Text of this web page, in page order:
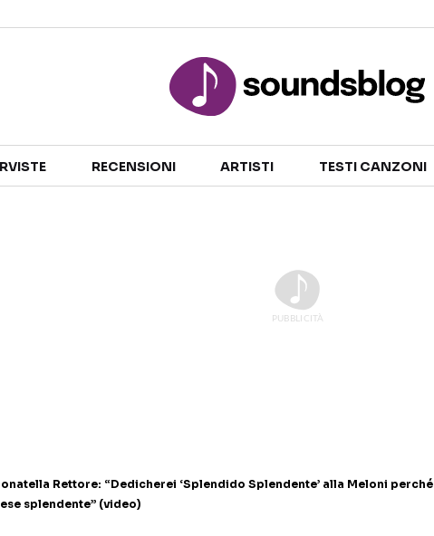
TALENT SHOW
RECENSIONI ARTISTI TESTI CANZONI
Rettore: “Dedicherei ‘Splendido Splendente’ alla Meloni perché
splendente” (video)